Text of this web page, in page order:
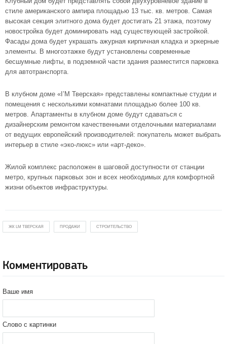
стиле американского ампира площадью 13 тыс. кв. метров. Самая
высокая секция элитного дома будет достигать 21 этажа, поэтому
новостройка будет доминировать над существующей застройкой.
Фасады дома будет украшать ажурная кирпичная кладка и эркерные
элементы. В многоэтажке будут установлены современные
бесшумные лифты, в подземной части здания разместится парковка
для автотранспорта.
В клубном доме «I’M Тверская» представлены компактные студии и
помещения с несколькими комнатами площадью более 100 кв.
метров. Апартаменты в клубном доме будут сдаваться с
дизайнерским ремонтом качественными отделочными материалами
от ведущих европейский производителей: покупатель может выбрать
интерьер в стиле «эко-люкс» или «арт-деко».
Жилой комплекс расположен в шаговой доступности от станции
метро, крупных парковых зон и всех необходимых для комфортной
жизни объектов инфраструктуры.
ЖК LM ТВЕРСКАЯ ПРОДАЖИ СТРОИТЕЛЬСТВО
Комментировать
Ваше имя
Слово с картинки